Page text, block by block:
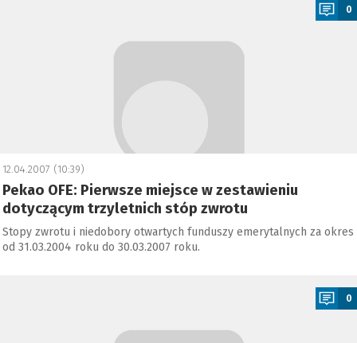
0
12.04.2007 (10:39)
Pekao OFE: Pierwsze miejsce w zestawieniu
dotyczącym trzyletnich stóp zwrotu
Stopy zwrotu i niedobory otwartych funduszy emerytalnych za okres
od 31.03.2004 roku do 30.03.2007 roku.
0